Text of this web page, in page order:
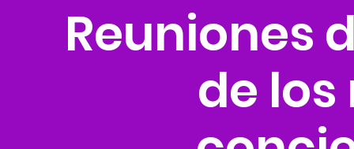
Reuniones
de los